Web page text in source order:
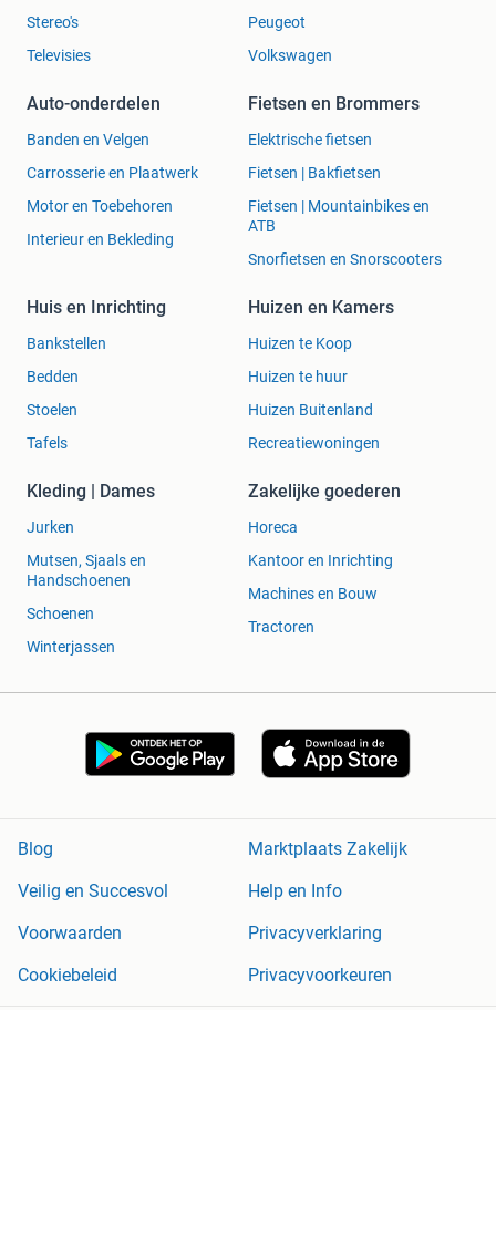
Stereo's
Televisies
Peugeot
Volkswagen
Auto-onderdelen
Banden en Velgen
Carrosserie en Plaatwerk
Motor en Toebehoren
Interieur en Bekleding
Fietsen en Brommers
Elektrische fietsen
Fietsen | Bakfietsen
Fietsen | Mountainbikes en
ATB
Snorfietsen en Snorscooters
Huis en Inrichting
Bankstellen
Bedden
Stoelen
Tafels
Huizen en Kamers
Huizen te Koop
Huizen te huur
Huizen Buitenland
Recreatiewoningen
Kleding | Dames
Jurken
Mutsen, Sjaals en
Handschoenen
Schoenen
Winterjassen
Zakelijke goederen
Horeca
Kantoor en Inrichting
Machines en Bouw
Tractoren
Blog
Marktplaats Zakelijk
Veilig en Succesvol
Help en Info
Voorwaarden
Privacyverklaring
Cookiebeleid
Privacyvoorkeuren